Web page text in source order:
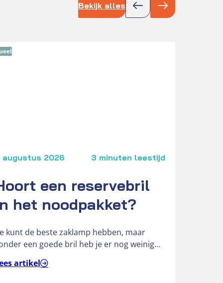
Bekijk alles
augustus 2026 3 minuten leestijd
een reservebril
het noodpakket?
kunt de beste zaklamp hebben, maar
een goede bril heb je er nog weinig
artikel